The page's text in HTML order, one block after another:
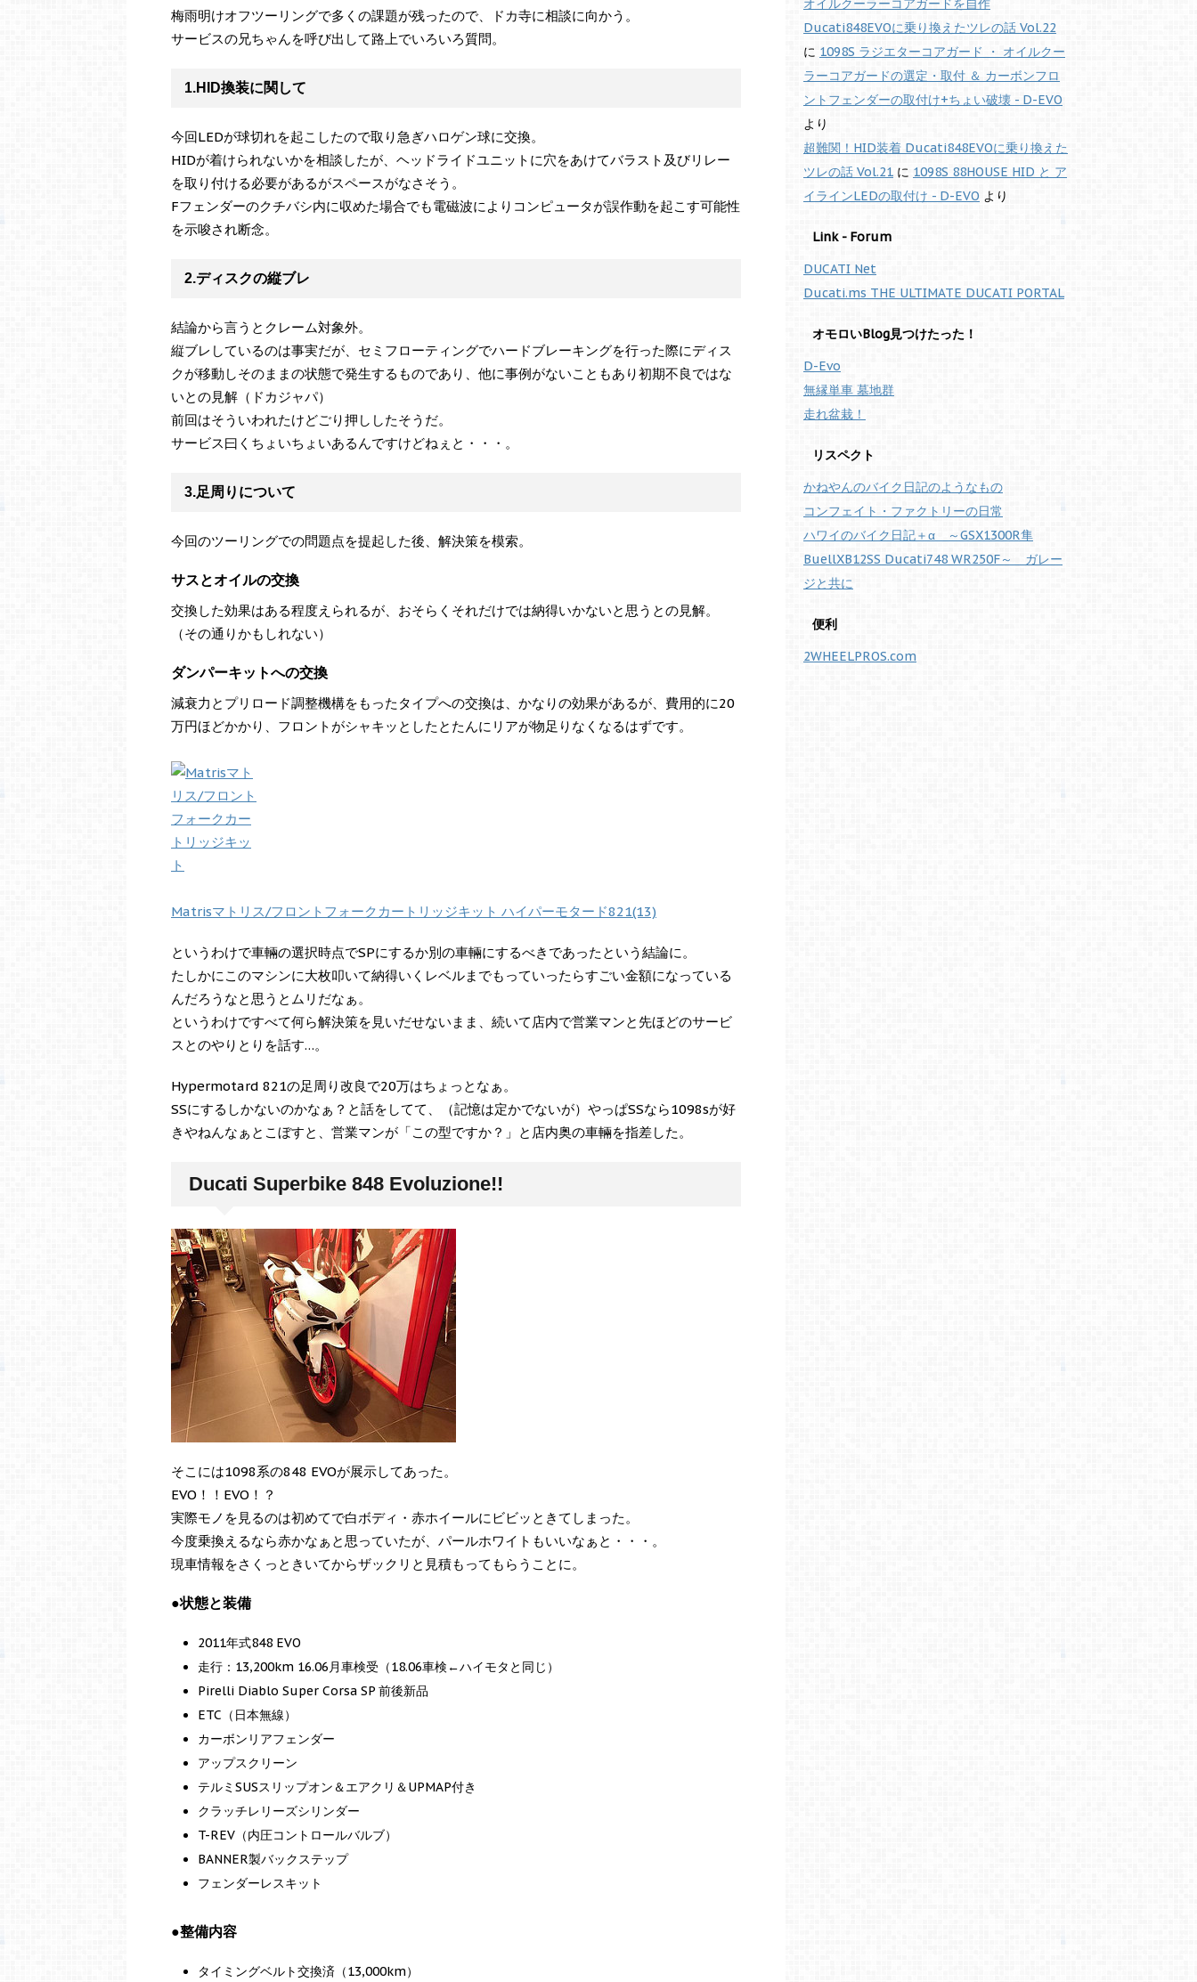
梅雨明けオフツーリングで多くの課題が残ったので、ドカ寺に相談に向かう。
サービスの兄ちゃんを呼び出して路上でいろいろ質問。
1.HID換装に関して
今回LEDが球切れを起こしたので取り急ぎハロゲン球に交換。
HIDが着けられないかを相談したが、ヘッドライドユニットに穴をあけてバラスト及びリレー
を取り付ける必要があるがスペースがなさそう。
Fフェンダーのクチバシ内に収めた場合でも電磁波によりコンピュータが誤作動を起こす可能性
を示唆され断念。
2.ディスクの縦ブレ
結論から言うとクレーム対象外。
縦ブレしているのは事実だが、セミフローティングでハードブレーキングを行った際にディス
クが移動しそのままの状態で発生するものであり、他に事例がないこともあり初期不良ではな
いとの見解（ドカジャパ）
前回はそういわれたけどごり押ししたそうだ。
サービス曰くちょいちょいあるんですけどねぇと・・・。
3.足周りについて
今回のツーリングでの問題点を提起した後、解決策を模索。
サスとオイルの交換
交換した効果はある程度えられるが、おそらくそれだけでは納得いかないと思うとの見解。
（その通りかもしれない）
ダンパーキットへの交換
減衰力とプリロード調整機構をもったタイプへの交換は、かなりの効果があるが、費用的に20
万円ほどかかり、フロントがシャキッとしたとたんにリアが物足りなくなるはずです。
Matrisマトリス/フロントフォークカートリッジキット ハイパーモタード821(13)
というわけで車輛の選択時点でSPにするか別の車輛にするべきであったという結論に。
たしかにこのマシンに大枚叩いて納得いくレベルまでもっていったらすごい金額になっている
んだろうなと思うとムリだなぁ。
というわけですべて何ら解決策を見いだせないまま、続いて店内で営業マンと先ほどのサービ
スとのやりとりを話す…。
Hypermotard 821の足周り改良で20万はちょっとなぁ。
SSにするしかないのかなぁ？と話をしてて、（記憶は定かでないが）やっぱSSなら1098sが好
きやねんなぁとこぼすと、営業マンが「この型ですか？」と店内奥の車輛を指差した。
Ducati Superbike 848 Evoluzione!!
そこには1098系の848 EVOが展示してあった。
EVO！！EVO！？
実際モノを見るのは初めてで白ボディ・赤ホイールにビビッときてしまった。
今度乗換えるなら赤かなぁと思っていたが、パールホワイトもいいなぁと・・・。
現車情報をさくっときいてからザックリと見積もってもらうことに。
●状態と装備
2011年式848 EVO
走行：13,200km 16.06月車検受（18.06車検←ハイモタと同じ）
Pirelli Diablo Super Corsa SP 前後新品
ETC（日本無線）
カーボンリアフェンダー
アップスクリーン
テルミSUSスリップオン＆エアクリ＆UPMAP付き
クラッチレリーズシリンダー
T-REV（内圧コントロールバルブ）
BANNER製バックステップ
フェンダーレスキット
●整備内容
タイミングベルト交換済（13,000km）
オイルクーラーコアガードを自作
Ducati848EVOに乗り換えたツレの話 Vol.22
に 1098S ラジエターコアガード ・ オイルクー
ラーコアガードの選定・取付 ＆ カーボンフロ
ントフェンダーの取付け+ちょい破壊 - D-EVO
より
超難関！HID装着 Ducati848EVOに乗り換えた
ツレの話 Vol.21 に 1098S 88HOUSE HID と ア
イラインLEDの取付け - D-EVO より
Link - Forum
DUCATI Net
Ducati.ms THE ULTIMATE DUCATI PORTAL
オモロいBlog見つけたった！
D-Evo
無縁単車 墓地群
走れ盆栽！
リスペクト
かねやんのバイク日記のようなもの
コンフェイト・ファクトリーの日常
ハワイのバイク日記＋α ～GSX1300R隼
BuellXB12SS Ducati748 WR250F～ ガレー
ジと共に
便利
2WHEELPROS.com